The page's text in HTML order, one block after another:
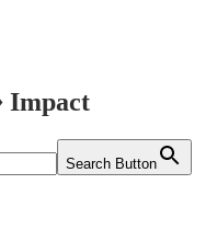
Impact
Search Button